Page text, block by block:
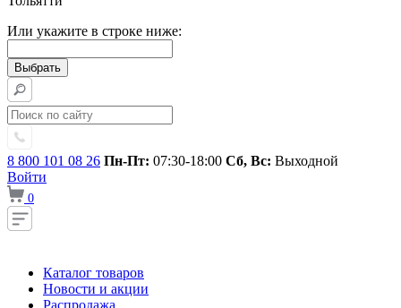
Или укажите в строке ниже:
8 800 101 08 26 Пн-Пт: 07:30-18:00 Сб, Вс: Выходной
Войти
0
Каталог товаров
Новости и акции
Распродажа